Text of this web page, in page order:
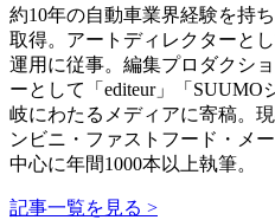
約10年の自動車業界経験を持
取得。アートディレクターと
運用に従事。編集プロダクシ
ーとして「editeur」「SUUMO
岐にわたるメディアに寄稿。
ンビニ・ファストフード・メ
中心に年間1000本以上執筆。
記事一覧を見る >